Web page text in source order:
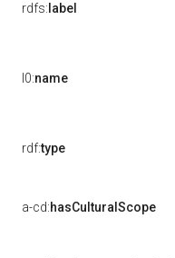
rdfs: label
l0:name
rdf:type
a-cd:hasCulturalScope